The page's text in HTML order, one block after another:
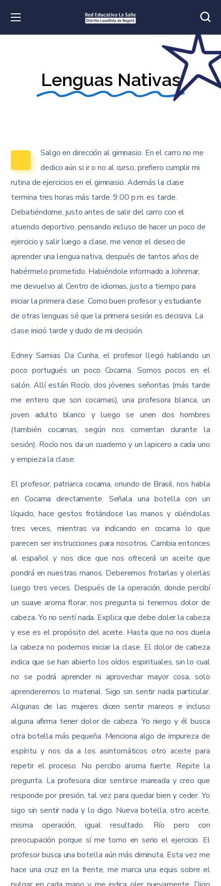
Lenguas Nativas
Salgo en dirección al gimnasio. En el carro no me
dedico aún si ir o no al curso, prefiero cumplir mi
rutina de ejercicios en el gimnasio. Además la clase
termina tres horas más tarde. 9:00 p.m. es tarde.
Debatiéndome, justo antes de salir del carro con el
atuendo deportivo, pensando incluso de hacer un poco de
ejercicio y salir luego a clase, me vence el deseo de
aprender una lengua nativa, después de tantos años de
habérmelo prometido. Habiéndole informado a Johnmar,
me devuelvo al Centro de idiomas, justo a tiempo para
iniciar la primera clase. Como buen profesor y estudiante
de otras lenguas sé que la primera sesión es decisiva. La
clase inició tarde y dudo de mi decisión.
Edney Samias Da Cunha, el profesor llegó hablando un
poco portugués un poco Cocama. Somos pocos en el
salón. Allí están Rocío, dos jóvenes señoritas (más tarde
me entero que son cocamas), una profesora blanca, un
joven adulto blanco y luego se unen dos hombres
(también cocamas, según nos comentan durante la
sesión). Rocío nos da un cuaderno y un lapicero a cada uno
y empieza la clase.
El profesor, patriarca cocama, oriundo de Brasil, nos habla
en Cocama directamente. Señala una botella con un
líquido, hace gestos frotándose las manos y oliéndolas
tres veces, mientras va indicando en cocama lo que
parecen ser instrucciones para nosotros. Cambia entonces
al español y nos dice que nos ofrecerá un aceite que
pondrá en nuestras manos. Deberemos frotarlas y olerlas
luego tres veces. Después de la operación, donde percibí
un suave aroma florar, nos pregunta si tenemos dolor de
cabeza. Yo no sentí nada. Explica que debe doler la cabeza
y ese es el propósito del aceite. Hasta que no nos duela
la cabeza no podemos iniciar la clase. El dolor de cabeza
indica que se han abierto los oídos espirituales, sin lo cual
no se podrá aprender ni aprovechar mayor cosa, solo
aprenderemos lo material. Sigo sin sentir nada particular.
Algunas de las mujeres dicen sentir mareos e incluso
alguna afirma tener dolor de cabeza. Yo niego y él busca
otra botella más pequeña. Menciona algo de impureza de
espíritu y nos da a los asintomáticos otro aceite para
repetir el proceso. No percibo aroma fuerte. Repite la
pregunta. La profesora dice sentirse mareada y creo que
responde por presión, tal vez para quedar bien y ceder. Yo
sigo sin sentir nada y lo digo. Nueva botella, otro aceite,
misma operación, igual resultado. Río pero con
preocupación porque sí me tomo en serio el ejercicio. El
profesor busca una botella aún más diminuta. Esta vez me
hace una cruz en la frente, me marca una equis sobre el